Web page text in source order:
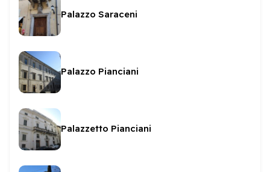
Palazzo Saraceni
Palazzo Pianciani
Palazzetto Pianciani